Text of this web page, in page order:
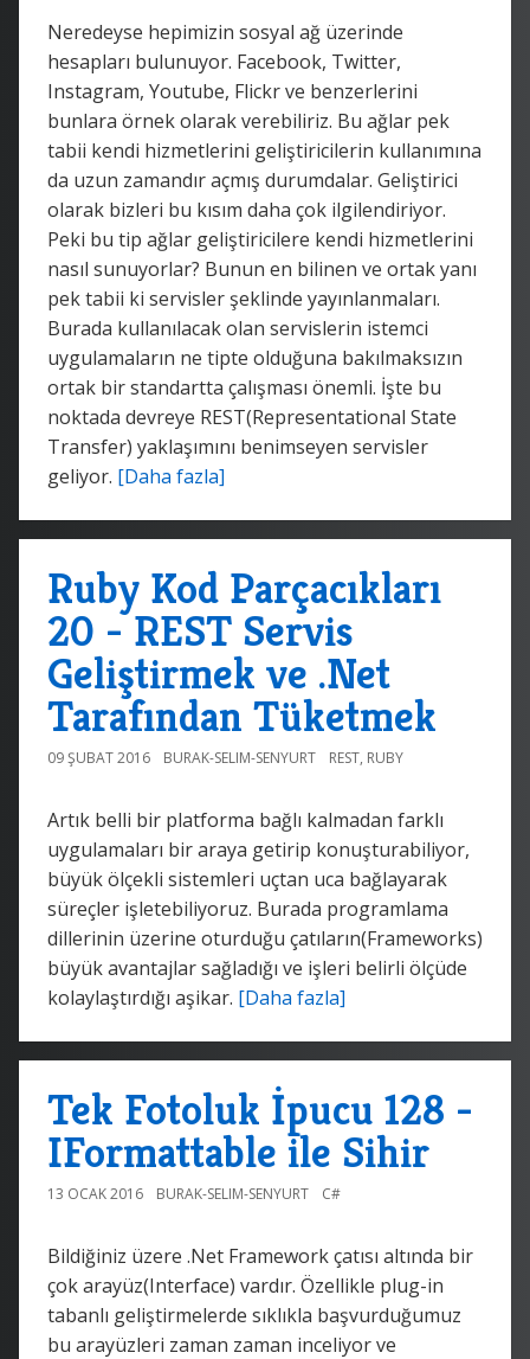
Neredeyse hepimizin sosyal ağ üzerinde
hesapları bulunuyor. Facebook, Twitter,
Instagram, Youtube, Flickr ve benzerlerini
bunlara örnek olarak verebiliriz. Bu ağlar pek
tabii kendi hizmetlerini geliştiricilerin kullanımına
da uzun zamandır açmış durumdalar. Geliştirici
olarak bizleri bu kısım daha çok ilgilendiriyor.
Peki bu tip ağlar geliştiricilere kendi hizmetlerini
nasıl sunuyorlar? Bunun en bilinen ve ortak yanı
pek tabii ki servisler şeklinde yayınlanmaları.
Burada kullanılacak olan servislerin istemci
uygulamaların ne tipte olduğuna bakılmaksızın
ortak bir standartta çalışması önemli. İşte bu
noktada devreye REST(Representational State
Transfer) yaklaşımını benimseyen servisler
geliyor. [Daha fazla]
Ruby Kod Parçacıkları
20 - REST Servis
Geliştirmek ve .Net
Tarafından Tüketmek
09 ŞUBAT 2016 BURAK-SELIM-SENYURT REST, RUBY
Artık belli bir platforma bağlı kalmadan farklı
uygulamaları bir araya getirip konuşturabiliyor,
büyük ölçekli sistemleri uçtan uca bağlayarak
süreçler işletebiliyoruz. Burada programlama
dillerinin üzerine oturduğu çatıların(Frameworks)
büyük avantajlar sağladığı ve işleri belirli ölçüde
kolaylaştırdığı aşikar. [Daha fazla]
Tek Fotoluk İpucu 128 -
IFormattable ile Sihir
13 OCAK 2016 BURAK-SELIM-SENYURT C#
Bildiğiniz üzere .Net Framework çatısı altında bir
çok arayüz(Interface) vardır. Özellikle plug-in
tabanlı geliştirmelerde sıklıkla başvurduğumuz
bu arayüzleri zaman zaman inceliyor ve